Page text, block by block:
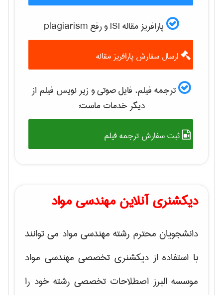
پارافریز مقاله ISI و رفع plagiarism
ارسال سفارش پارافریز مقاله
ترجمه فیلم، فایل صوتی و زیر نویس فیلم از
دیگر خدمات ماست:
ثبت سفارش ترجمه فیلم
دیکشنری آنلاین مهندسی مواد
دانشجویان محترم رشته مهندسی مواد می توانند
با استفاده از دیکشنری تخصصی مهندسی مواد
موسسه البرز اصطلاحات تخصصی رشته خود را